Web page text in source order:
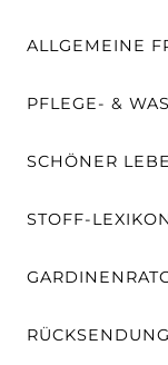
ALLGEMEINE
PFLEGE- &
SCHÖNER
STOFF-LEXIKON